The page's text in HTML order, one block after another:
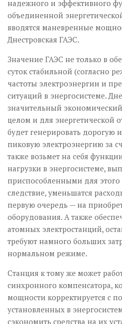
надежного и эффективного
объединенной
вводятся маневренные
Днестровская ГАЭС.
Значение ГАЭС не только в
суток стабильной (согласно
частоты электроэнергии и
ситуаций в энергосистеме.
значительный
целом и для энергетической
будет генерировать дорогую
пиковую электроэнергию за
также возьмет на себя
нагрузки в энергосистеме,
приспособленными для
следствие, уменьшатся
первую очередь — на
оборудования. А также
атомных электростанций,
требуют намного больших
нормальном режиме.
Станция к тому же может
синхронного компенсатора,
мощности корректируется с
установленных в
сэкономить средства на их